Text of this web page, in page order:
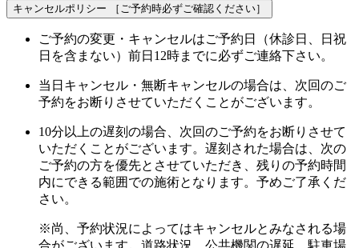
キャンセルポリシー ［ご予約時必ずご確認ください］
ご予約の変更・キャンセルはご予約日（休診日、日祝
日を含まない）前日12時までに必ずご連絡下さい。
当日キャンセル・無断キャンセルの場合は、次回のご
予約をお断りさせていただくことがございます。
10分以上の遅刻の場合、次回のご予約をお断りさせて
いただくことがございます。遅刻された場合は、次の
ご予約の方を優先とさせていただき、残りの予約時間
内にできる範囲での施術となります。予めご了承くだ
さい。
※尚、予約状況によってはキャンセルとみなされる場